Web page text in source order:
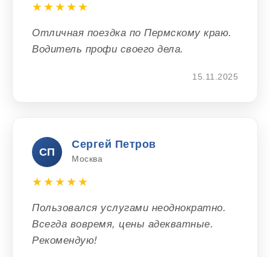
★★★★★
Отличная поездка по Пермскому краю.
Водитель профи своего дела.
15.11.2025
СП
Сергей Петров
Москва
★★★★★
Пользовался услугами неоднократно.
Всегда вовремя, цены адекватные.
Рекомендую!